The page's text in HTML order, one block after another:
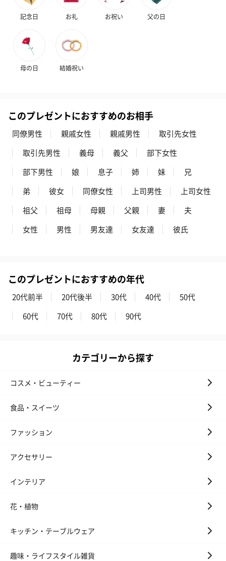
記念日 お礼 お祝い 父の日
母の日 結婚祝い
このプレゼントにおすすめのお相手
同僚男性 親戚女性 親戚男性
取引先女性
取引先男性
義母 義父
部下女性
部下男性
娘 息子 姉 妹
兄
弟
彼女 同僚女性 上司男性
上司女性
祖父
祖母 母親 父親 妻
夫
女性
男性 男友達 女友達 彼氏
このプレゼントにおすすめの年代
20代前半 20代後半 30代 40代
50代
60代
70代 80代 90代
カテゴリーから探す
コスメ・ビューティー
食品・スイーツ
ファッション
アクセサリー
インテリア
花・植物
キッチン・テーブルウェア
趣味・ライフスタイル雑貨